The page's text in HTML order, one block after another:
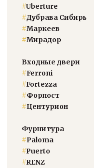
#Uberture
#Дубрава Сибирь
#Маркеев
#Мирадор
Входные двери
#Ferroni
#Fortezza
#Форпост
#Центурион
Фурнитура
#Paloma
#Puerto
#RENZ